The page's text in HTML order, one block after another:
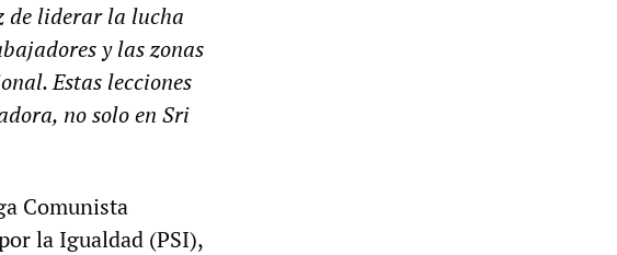
de liderar la lucha
y las zonas
Estas lecciones
no solo en Sri
Comunista
la Igualdad (PSI),